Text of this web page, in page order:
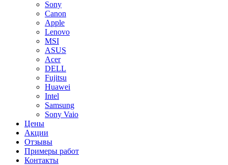
Sony
Canon
Apple
Lenovo
MSI
ASUS
Acer
DELL
Fujitsu
Huawei
Intel
Samsung
Sony Vaio
Цены
Акции
Отзывы
Примеры работ
Контакты